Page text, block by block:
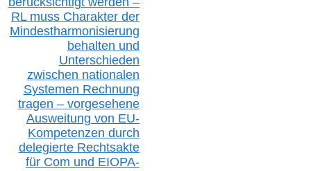
RL mussCharakter der
Mindestharmonisierung
behalten und
Unterschieden
zwischen nationalen
Systemen Rechnung
tragen – vorgesehene
Ausweitung von EU-
Kompetenzen durch
delegierte Rechtsakte
für Com und EIOPA-